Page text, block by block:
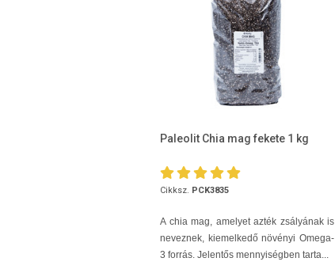
Paleolit Chia mag fekete 1 kg
Cikksz. PCK3835
A chia mag, amelyet azték zsályának is
neveznek, kiemelkedő növényi Omega-
3 forrás. Jelentős mennyiségben tarta...